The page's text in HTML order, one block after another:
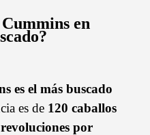
en
es el más buscado
es de 120 caballos
por